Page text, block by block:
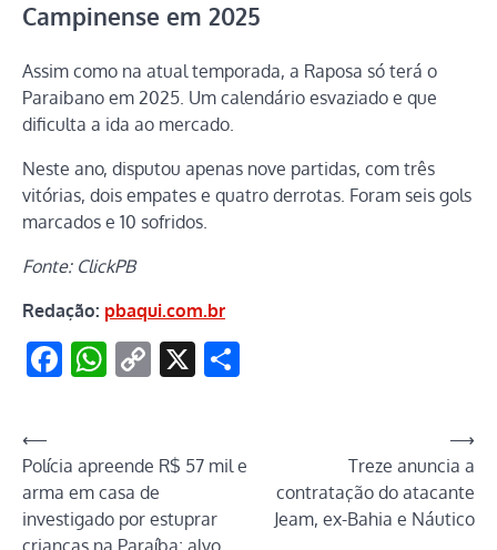
Campinense em 2025
Assim como na atual temporada, a Raposa só terá o
Paraibano em 2025. Um calendário esvaziado e que
dificulta a ida ao mercado.
Neste ano, disputou apenas nove partidas, com três
vitórias, dois empates e quatro derrotas. Foram seis gols
marcados e 10 sofridos.
Fonte: ClickPB
Redação: pbaqui.com.br
Facebook
WhatsApp
Copy
X
Navegação
de
Post
⟵
Polícia apreende R$ 57 mil e
arma em casa de
investigado por estuprar
crianças na Paraíba; alvo
Treze anuncia a
contratação do atacante
Jeam, ex-Bahia e Náutico
⟶